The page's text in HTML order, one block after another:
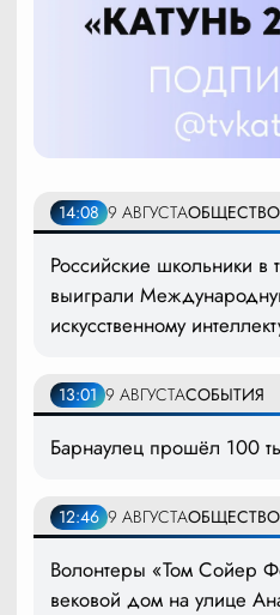
14:08 9 АВГУСТАОБЩЕСТВО
Российские школьники в
выиграли
искусственному
13:01 9 АВГУСТАСОБЫТИЯ
Барнаулец прошёл 100
12:46 9 АВГУСТАОБЩЕСТВО
Волонтеры «Том Сойер
вековой дом на улице